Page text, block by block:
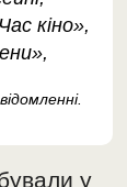
кіно»,
у